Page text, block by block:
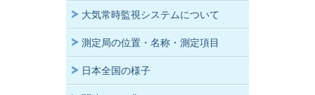
大気常時監視システムについて
測定局の位置・名称・測定項目
日本全国の様子